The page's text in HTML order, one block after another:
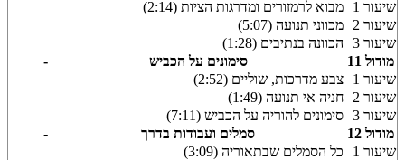
שיעור 1
מבוא לרמזורים ומדרגות הציות (2:14)
שיעור 2
מכווני תנועה (5:07)
שיעור 3
הכוונה בנתיבים (1:28)
מודול 11
סימונים על הכביש
-
שיעור 1
צבע מדרכות, שוליים (2:52)
שיעור 2
חניה אי תנועה (1:49)
שיעור 3
סימונים להוריה על הכביש (7:11)
מודול 12
סמלים ועבודות בדרך
-
שיעור 1
כל הסמלים שבתאוריה (3:09)